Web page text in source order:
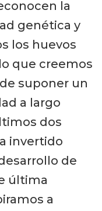
la
genética y
los huevos
que creemos
suponer un
a largo
dos
invertido
de
última
a